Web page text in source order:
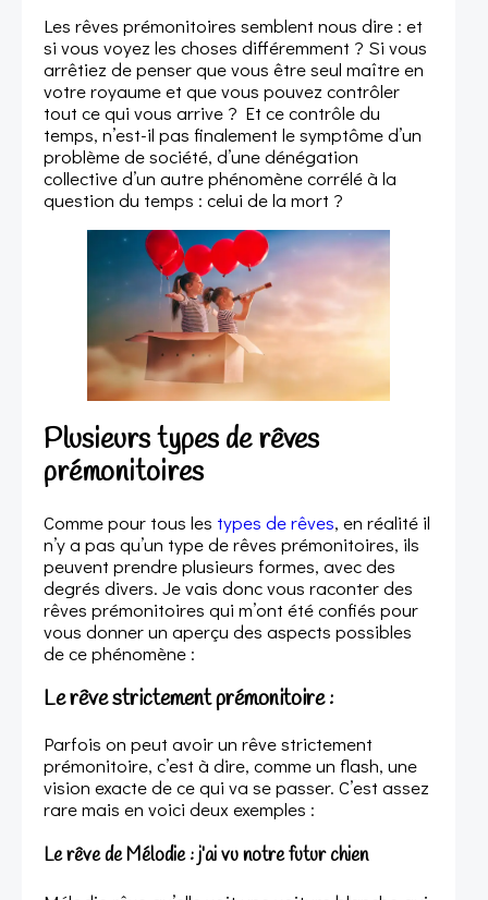
Les rêves prémonitoires semblent nous dire : et
si vous voyez les choses différemment ? Si vous
arrêtiez de penser que vous être seul maître en
votre royaume et que vous pouvez contrôler
tout ce qui vous arrive ? Et ce contrôle du
temps, n’est-il pas finalement le symptôme d’un
problème de société, d’une dénégation
collective d’un autre phénomène corrélé à la
question du temps : celui de la mort ?
Plusieurs types de rêves
prémonitoires
Comme pour tous les types de rêves, en réalité il
n’y a pas qu’un type de rêves prémonitoires, ils
peuvent prendre plusieurs formes, avec des
degrés divers. Je vais donc vous raconter des
rêves prémonitoires qui m’ont été confiés pour
vous donner un aperçu des aspects possibles
de ce phénomène :
Le rêve strictement prémonitoire :
Parfois on peut avoir un rêve strictement
prémonitoire, c’est à dire, comme un flash, une
vision exacte de ce qui va se passer. C’est assez
rare mais en voici deux exemples :
Le rêve de Mélodie : j’ai vu notre futur chien